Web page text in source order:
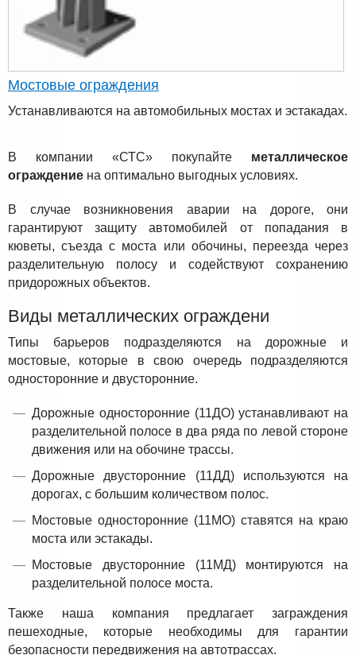
Мостовые ограждения
Устанавливаются на автомобильных мостах и эстакадах.
В компании «СТС» покупайте металлическое
ограждение на оптимально выгодных условиях.
В случае возникновения аварии на дороге, они
гарантируют защиту автомобилей от попадания в
кюветы, съезда с моста или обочины, переезда через
разделительную полосу и содействуют сохранению
придорожных объектов.
Виды металлических ограждени
Типы барьеров подразделяются на дорожные и
мостовые, которые в свою очередь подразделяются
односторонние и двусторонние.
Дорожные односторонние (11ДО) устанавливают на
разделительной полосе в два ряда по левой стороне
движения или на обочине трассы.
Дорожные двусторонние (11ДД) используются на
дорогах, с большим количеством полос.
Мостовые односторонние (11МО) ставятся на краю
моста или эстакады.
Мостовые двусторонние (11МД) монтируются на
разделительной полосе моста.
Также наша компания предлагает заграждения
пешеходные, которые необходимы для гарантии
безопасности передвижения на автотрассах.